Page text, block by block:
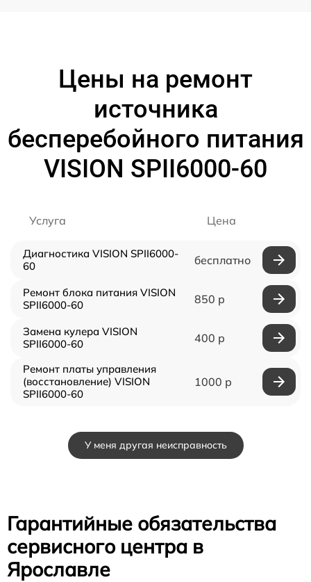
Цены на ремонт
источника
бесперебойного питания
VISION SPII6000-60
Услуга Цена
Диагностика VISION SPII6000-
60
бесплатно
Ремонт блока питания VISION
SPII6000-60
850 р
Замена кулера VISION
SPII6000-60
400 р
Ремонт платы управления
(восстановление) VISION
SPII6000-60
1000 р
У меня другая неисправность
Гарантийные обязательства
сервисного центра в
Ярославле